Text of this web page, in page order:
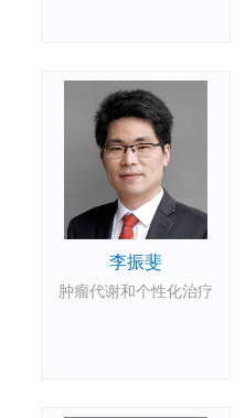
李振斐
肿瘤代谢和个性化治疗